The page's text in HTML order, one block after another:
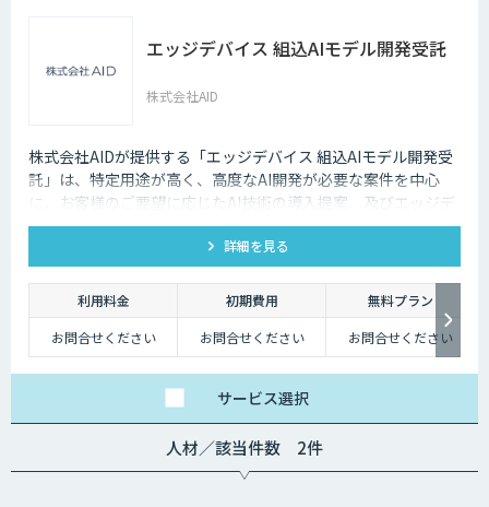
エッジデバイス 組込AIモデル開発受託
株式会社AID
株式会社AIDが提供する「エッジデバイス 組込AIモデル開発受
託」は、特定用途が高く、高度なAI開発が必要な案件を中心
に、お客様のご要望に応じたAI技術の導入提案、及びエッジデ
バイス向けAIアルゴリズムの開発受託を行います。 Nvidia
Jetson、Raspberry Pi、Google Coral TPU、ソラコム S+
Camera、Panasonic Vieureka等、多様なエッジデバイスに対
応しており、可視光カメラに加え、赤外線、LiDARセンサーの
活用経験も豊富にございます。
詳細を見る
利用料金 初期費用
無料プラン
お問合せください
お問合せください お問合せください
サービス選択
人材／該当件数 2件